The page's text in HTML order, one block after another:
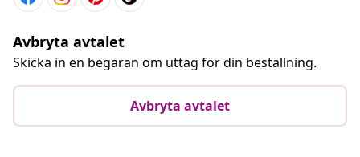
Avbryta avtalet
Skicka in en begäran om uttag för din beställning.
Avbryta avtalet